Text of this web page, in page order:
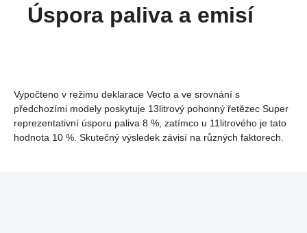
Úspora paliva a emisí
Vypočteno v režimu deklarace Vecto a ve srovnání s
předchozími modely poskytuje 13litrový pohonný řetězec Super
reprezentativní úsporu paliva 8 %, zatímco u 11litrového je tato
hodnota 10 %. Skutečný výsledek závisí na různých faktorech.